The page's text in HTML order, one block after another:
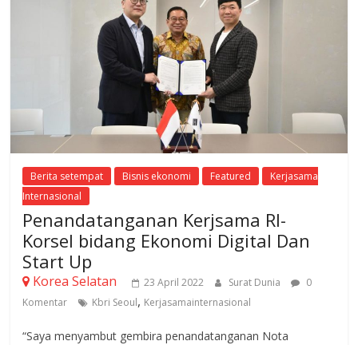
Berita setempat Bisnis ekonomi Featured
Kerjasama
Internasional
Penandatanganan Kerjsama RI-
Korsel bidang Ekonomi Digital Dan
Start Up
Korea Selatan 23 April 2022 Surat Dunia
0
Komentar
Kbri Seoul, Kerjasamainternasional
“Saya menyambut gembira penandatanganan Nota